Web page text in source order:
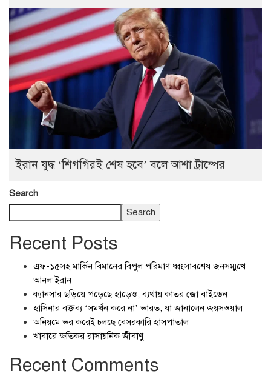
ইরান যুদ্ধ ‘শিগগিরই শেষ হবে’ বলে আশা ট্রাম্পের
Search
Search
Recent Posts
এফ-১৫সহ মার্কিন বিমানের বিপুল পরিমাণ ধ্বংসাবশেষ জনসম্মুখে
আনল ইরান
ক্যানসার ছড়িয়ে পড়েছে হাড়েও, ব্যথায় কাতর জো বাইডেন
হাসিনার বক্তব্য ‘সমর্থন করে না’ ভারত, যা জানালেন জয়সওয়াল
অনিয়মে ভর করেই চলছে বেসরকারি হাসপাতাল
খাবারে ক্ষতিকর রাসায়নিক জীবাণু
Recent Comments